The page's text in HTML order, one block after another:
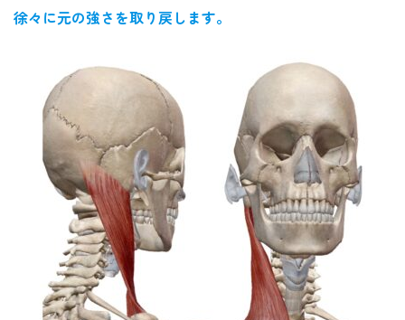
徐々に元の強さを取り戻します。